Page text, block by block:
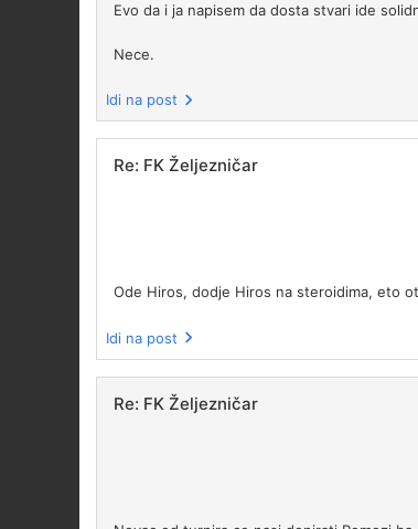
Evo da i ja napisem da dosta stvari ide
Nece.
Idi na post
Re: FK Željezničar
Ode Hiros, dodje Hiros na steroidima, eto
Idi na post
Re: FK Željezničar